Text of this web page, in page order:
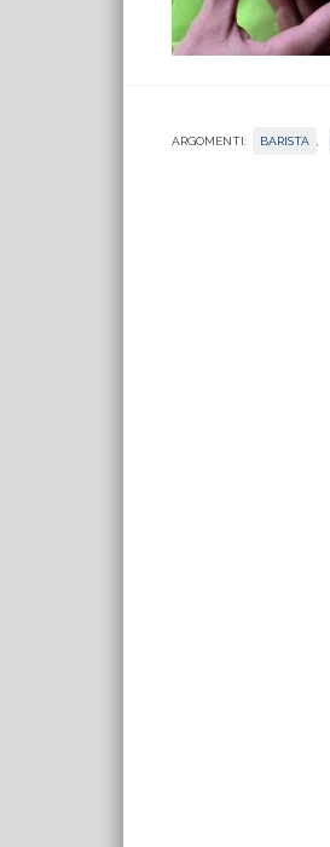
ARGOMENTI: BARISTA